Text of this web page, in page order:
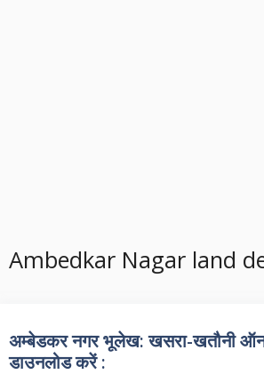
Ambedkar Nagar land
अम्बेडकर नगर भूलेख: खसरा-खतौनी
डाउनलोड करें :